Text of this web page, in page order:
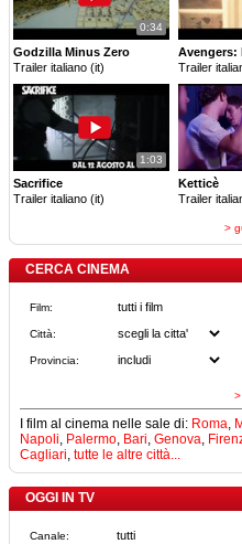
0:34
Godzilla Minus Zero
Trailer italiano (it)
Avengers:
Trailer
1:03
Sacrifice
Trailer italiano (it)
Ketticè
Trailer
>
CERCA CINEMA
Film:
Città:
Provincia:
I film al cinema nelle sale di: Roma,
Napoli, Palermo, Bari, Genova,
Cagliari, tutte le altre città...
OGGI IN TV
Canale: